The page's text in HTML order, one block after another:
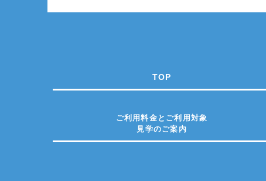
TOP
ご利用料金とご利用対象
見学のご案内